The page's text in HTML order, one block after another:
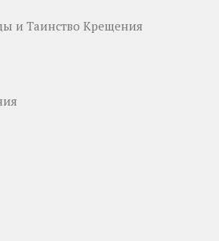
и Таинство Крещения